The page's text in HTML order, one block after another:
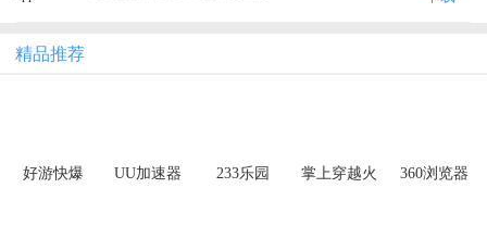
精品推荐
好游快爆 UU加速器 233乐园
掌上穿越火
360浏览器